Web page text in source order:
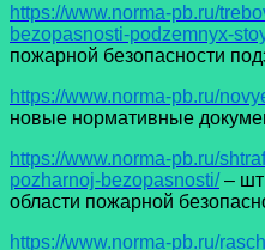
https://www.norma-pb.ru/
bezopasnosti-podzemnyx-
пожарной безопасности
https://www.norma-pb.ru/
новые нормативные
https://www.norma-pb.ru/
pozharnoj-bezopasnosti/–
области пожарной
https://www.norma-pb.ru/